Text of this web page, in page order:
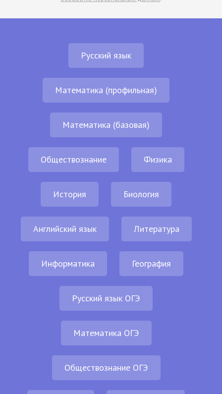
Русский язык
Математика (профильная)
Математика (базовая)
Обществознание Физика
История Биология
Английский язык Литература
Информатика География
Русский язык ОГЭ
Математика ОГЭ
Обществознание ОГЭ